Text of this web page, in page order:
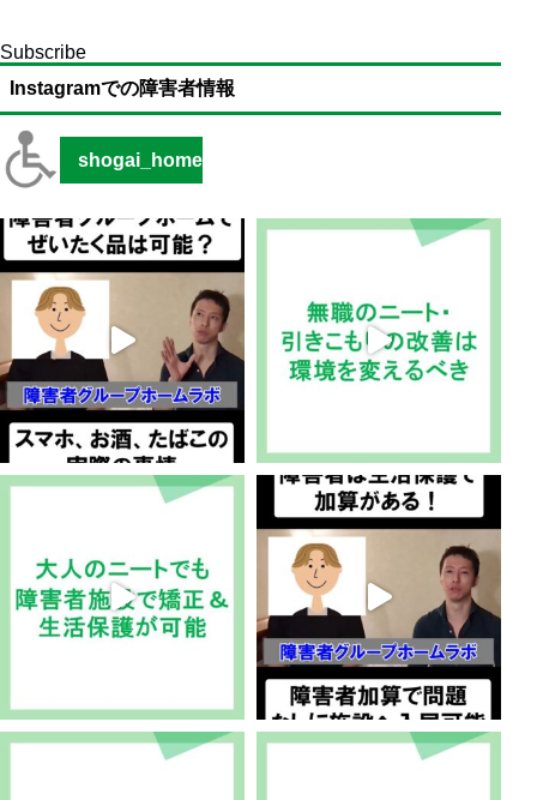
Subscribe
Instagramでの障害者情報
shogai_home